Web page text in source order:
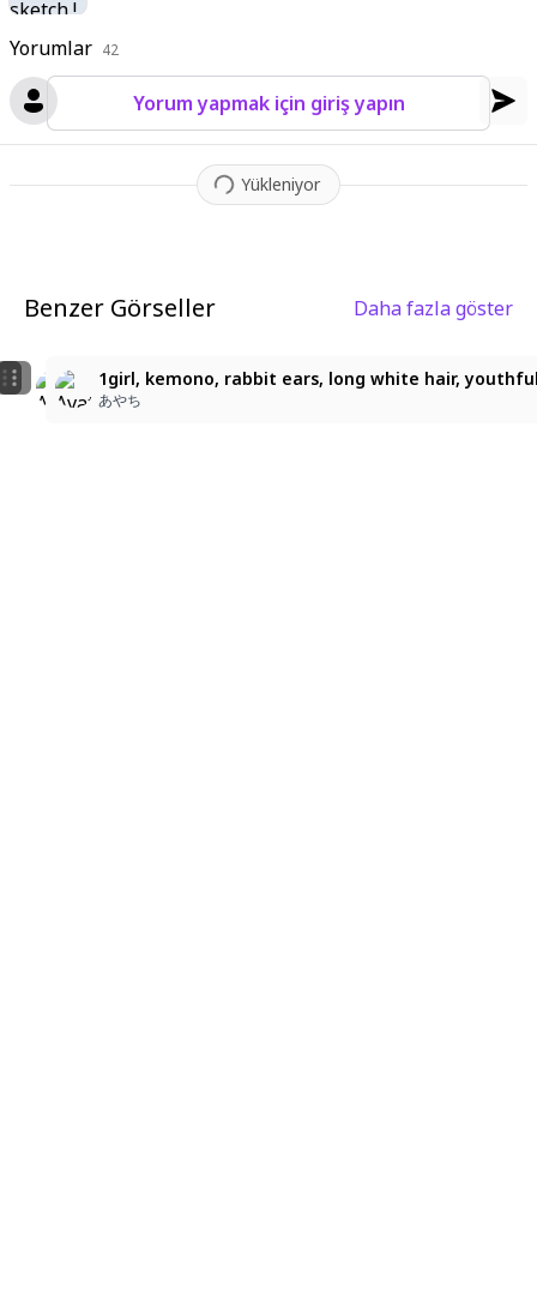
Yorumlar 42
Yorum yapmak için giriş yapın
Yükleniyor
Benzer Görseller Daha fazla göster
黒縫
Anime
Jin
1girl, kemono, rabbit ears, long white hair,
あやち